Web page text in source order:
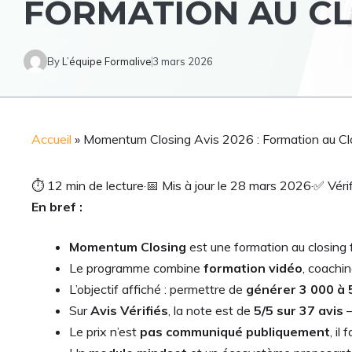
FORMATION AU
ByL’équipe Formalive3 mars 2026
Accueil » Momentum Closing Avis 2026 : Formation au
⏱ 12 min de lecture·📅 Mis à jour le 28 mars 2026·✅
En bref :
Momentum Closing est une formation au closing
Le programme combine formation vidéo,
L’objectif affiché : permettre de générer 3 000 à
SurAvis Vérifiés, la note est de 5/5 sur 37 avis
Le prix n’est pas communiqué publiquement, il